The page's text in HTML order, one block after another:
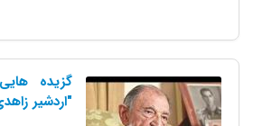
گزیده
"اردشیر زاهدی"